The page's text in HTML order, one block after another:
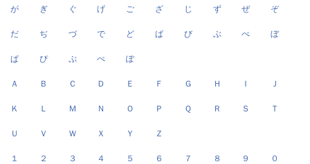
が ぎ ぐ げ ご ざ じ ず ぜ ぞ
だ ぢ づ で ど ば び ぶ べ ぼ
ぱ ぴ ぷ ぺ ぽ
Ａ Ｂ Ｃ Ｄ Ｅ Ｆ Ｇ Ｈ Ｉ Ｊ
Ｋ Ｌ Ｍ Ｎ Ｏ Ｐ Ｑ Ｒ Ｓ Ｔ
Ｕ Ｖ Ｗ Ｘ Ｙ Ｚ
１ ２ ３ ４ ５ ６ ７ ８ ９ ０